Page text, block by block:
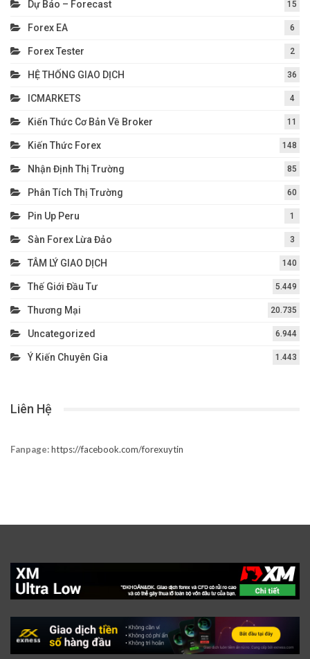
Dự Báo – Forecast 15
Forex EA 6
Forex Tester 2
HỆ THỐNG GIAO DỊCH 36
ICMARKETS 4
Kiến Thức Cơ Bản Về Broker 11
Kiến Thức Forex 148
Nhận Định Thị Trường 85
Phân Tích Thị Trường 60
Pin Up Peru 1
Sàn Forex Lừa Đảo 3
TÂM LÝ GIAO DỊCH 140
Thế Giới Đầu Tư 5.449
Thương Mại 20.735
Uncategorized 6.944
Ý Kiến Chuyên Gia 1.443
Liên Hệ
Fanpage:https://facebook.com/forexuytin